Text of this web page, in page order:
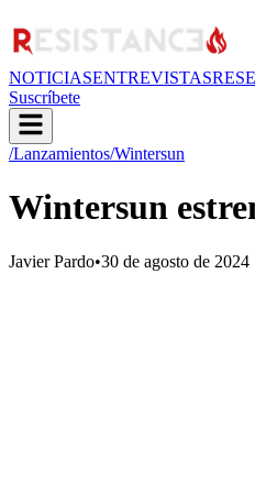
NOTICIASENTREVISTAS
Suscríbete
/Lanzamientos/Wintersun
Wintersun
Javier Pardo•30 de agosto de 2024